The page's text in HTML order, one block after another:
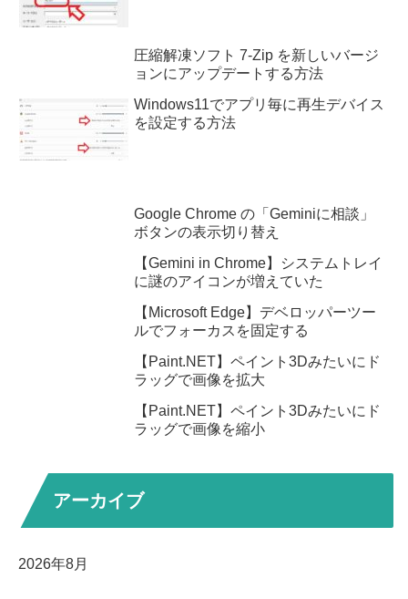
圧縮解凍ソフト 7-Zip を新しいバージ
ョンにアップデートする方法
Windows11でアプリ毎に再生デバイス
を設定する方法
Google Chrome の「Geminiに相談」
ボタンの表示切り替え
【Gemini in Chrome】システムトレイ
に謎のアイコンが増えていた
【Microsoft Edge】デベロッパーツー
ルでフォーカスを固定する
【Paint.NET】ペイント3Dみたいにド
ラッグで画像を拡大
【Paint.NET】ペイント3Dみたいにド
ラッグで画像を縮小
アーカイブ
2026年8月